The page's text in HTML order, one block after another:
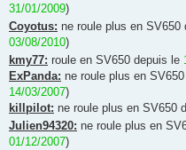
31/01/2009)
Coyotus: ne roule plus en SV650
03/08/2010)
kmy77: roule en SV650 depuis le
ExPanda: ne roule plus en
14/03/2007)
killpilot: ne roule plus en SV650
Julien94320: ne roule plus en
01/12/2007)